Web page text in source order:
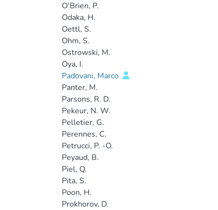
O'Brien, P.
Odaka, H.
Oettl, S.
Ohm, S.
Ostrowski, M.
Oya, I.
Padovani, Marco
Panter, M.
Parsons, R. D.
Pekeur, N. W.
Pelletier, G.
Perennes, C.
Petrucci, P. -O.
Peyaud, B.
Piel, Q.
Pita, S.
Poon, H.
Prokhorov, D.